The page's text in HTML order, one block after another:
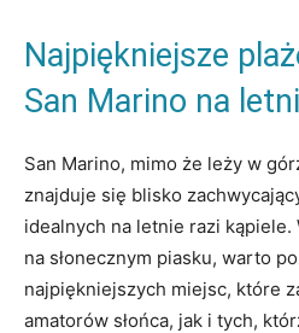
Najpiękniejsze
San Marino na
San Marino, mimo że leży w
znajduje się blisko
⁢idealnych ‍na‍ letnie razi⁤ kąpiele.
na słonecznym piasku,‍ warto
najpiękniejszych miejsc, które
amatorów słońca, jak i tych,